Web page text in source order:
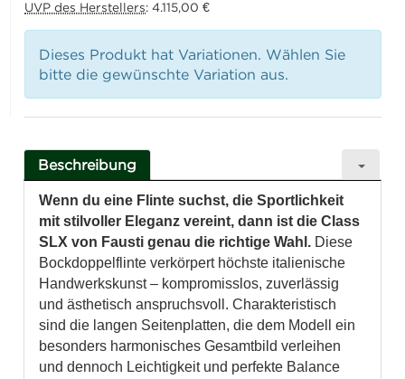
UVP des Herstellers:4.115,00 €
Dieses Produkt hat Variationen. Wählen Sie
bitte die gewünschte Variation aus.
Beschreibung
Wenn du eine Flinte suchst, die Sportlichkeit
mit stilvoller Eleganz vereint, dann ist die Class
SLX von Fausti genau die richtige Wahl. Diese
Bockdoppelflinte verkörpert höchste italienische
Handwerkskunst – kompromisslos, zuverlässig
und ästhetisch anspruchsvoll. Charakteristisch
sind die langen Seitenplatten, die dem Modell ein
besonders harmonisches Gesamtbild verleihen
und dennoch Leichtigkeit und perfekte Balance